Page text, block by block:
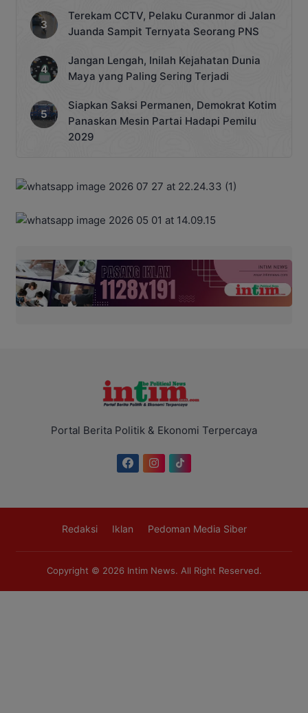
Terekam CCTV, Pelaku Curanmor di Jalan
Juanda Sampit Ternyata Seorang PNS
Jangan Lengah, Inilah Kejahatan Dunia
Maya yang Paling Sering Terjadi
Siapkan Saksi Permanen, Demokrat Kotim
Panaskan Mesin Partai Hadapi Pemilu
2029
Portal Berita Politik & Ekonomi Terpercaya
Redaksi Iklan Pedoman Media Siber
Copyright © 2026 Intim News. All Right Reserved.